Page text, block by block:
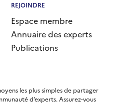
REJOINDRE
Espace membre
Annuaire des experts
Publications
les plus simples de partager
d’experts. Assurez-vous